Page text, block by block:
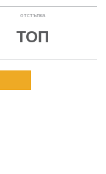
отстъпка
ТОП